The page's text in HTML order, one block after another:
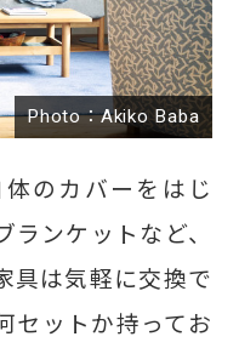
Photo：Akiko Baba
のカバーをはじ
ンケットなど、
具は気軽に交換で
セットか持ってお